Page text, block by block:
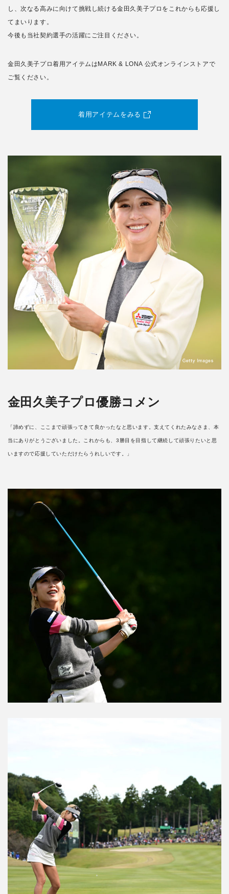
し、次なる高みに向けて挑戦し続ける金田久美子プロをこれからも応援し
てまいります。
今後も当社契約選手の活躍にご注目ください。
金田久美子プロ着用アイテムはMARK & LONA 公式オンラインストアで
ご覧ください。
着用アイテムをみる
金田久美子プロ優勝コメン
「諦めずに、ここまで頑張ってきて良かったなと思います。支えてくれたみなさま、本
当にありがとうございました。これからも、3勝目を目指して継続して頑張りたいと思
いますので応援していただけたらうれしいです。」